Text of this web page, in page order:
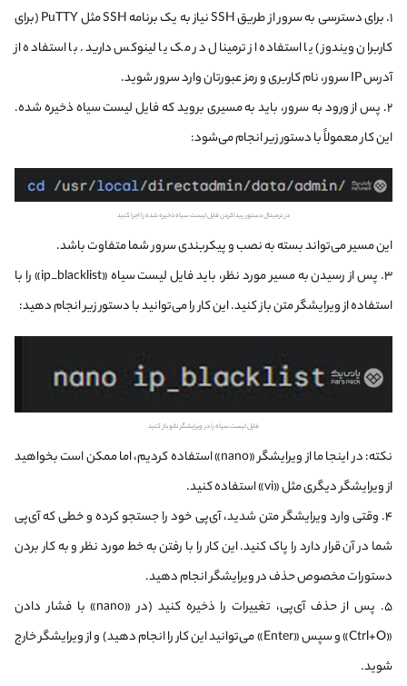
۱. برای دسترسی به سرور از طریق SSH نیاز به یک برنامه SSH مثل PuTTY (برای
کاربران ویندوز) یا استفاده از ترمینال در مک یا لینوکس دارید. با استفاده از
آدرس IP سرور، نام کاربری و رمز عبورتان وارد سرور شوید.
۲. پس از ورود به سرور، باید به مسیری بروید که فایل لیست سیاه ذخیره شده.
این کار معمولاً با دستور زیر انجام می‌شود:
در ترمینال دستور پیداکردن فایل لیست سیاه ذخیره شده را اجرا کنید
این مسیر می‌تواند بسته به نصب و پیکربندی سرور شما متفاوت باشد.
۳. پس از رسیدن به مسیر مورد نظر، باید فایل لیست سیاه «ip_blacklist» را با
استفاده از ویرایشگر متن باز کنید. این کار را می‌توانید با دستور زیر انجام دهید:
فایل لیست سیاه را در ویرایشگر نانو باز کنید
نکته:‌
در اینجا ما از ویرایشگر «nano» استفاده کردیم، اما ممکن است بخواهید
از ویرایشگر دیگری مثل «vi» استفاده کنید.
۴. وقتی وارد ویرایشگر متن شدید، آی‌پی خود را جستجو کرده و خطی که آی‌پی
شما در آن قرار دارد را پاک کنید. این کار را با رفتن به خط مورد نظر و به کار بردن
دستورات مخصوص حذف در ویرایشگر انجام دهید.
۵. پس از حذف آی‌پی، تغییرات را ذخیره کنید (در «nano» با فشار دادن
«Ctrl+O» و سپس «Enter» می‌توانید این کار را انجام دهید) و از ویرایشگر خارج
شوید.